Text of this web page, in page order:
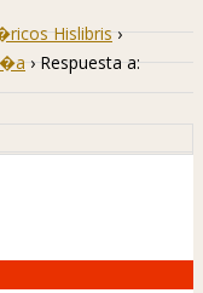
Hislibris ›
› Respuesta a: